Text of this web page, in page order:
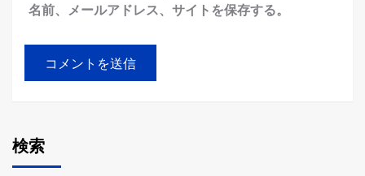
名前、メールアドレス、サイトを保存する。
検索